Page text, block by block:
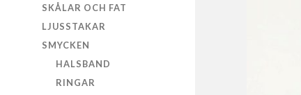
SKÅLAR OCH FAT
LJUSSTAKAR
SMYCKEN
HALSBAND
RINGAR